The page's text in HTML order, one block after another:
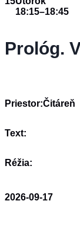
18:15–18:45
Prológ.
Priestor:Čitáreň
Text:
Réžia:
2026-09-17